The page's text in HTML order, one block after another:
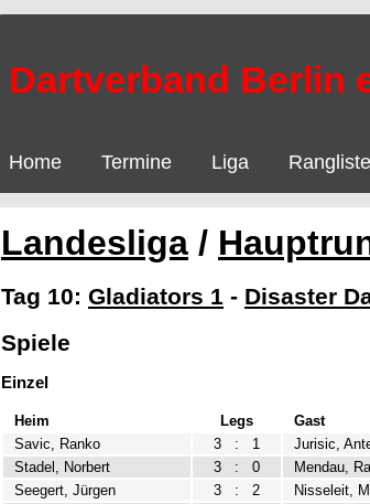
Dartverband Berlin
Home Termine Liga
Landesliga /
Tag 10: Gladiators 1 - Disaster
Spiele
Einzel
Heim Legs
Gast
Savic, Ranko
3 : 1
Jurisic,
Stadel, Norbert
3 : 0
Mendau,
Seegert, Jürgen
3 : 2
Nisseleit,